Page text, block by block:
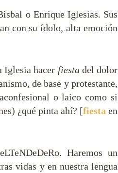
o Enrique Iglesias. Sus
con su ídolo, alta emoción
Iglesia hacer fiestadel dolor
de base y protestante,
o laico como si
¿qué pinta ahí? [fiesta en
Haremos un
vidas y en nuestra lengua